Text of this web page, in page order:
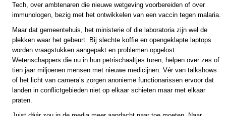
Tech, over ambtenaren die nieuwe wetgeving voorbereiden of over
immunologen, bezig met het ontwikkelen van een vaccin tegen malaria.
Maar dat gemeentehuis, het ministerie of die laboratoria zijn wel de
plekken waar het gebeurt. Bij slechte koffie en opengeklapte laptops
worden vraagstukken aangepakt en problemen opgelost.
Wetenschappers die nu in hun petrischaaltjes turen, helpen over zes of
tien jaar miljoenen mensen met nieuwe medicijnen. Vér van talkshows
of het licht van camera’s zorgen anonieme functionarissen ervoor dat
landen in conflictgebieden niet op elkaar schieten maar met elkaar
praten.